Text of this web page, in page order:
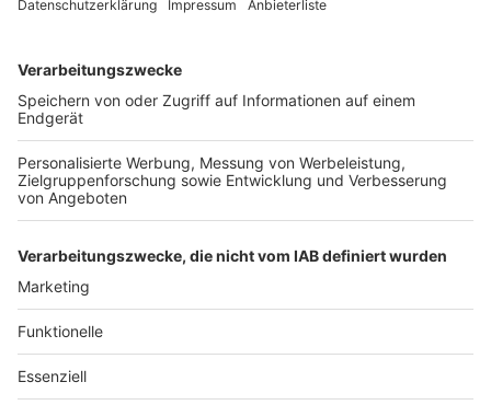
Versandkosten.
Der Bestellprozess ist mit Hilfe eines SSL-
SERVICE HOTLINE
SHOP SERVICE